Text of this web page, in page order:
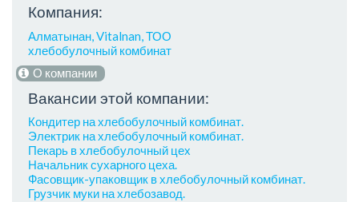
Компания:
Алматынан, Vitalnan, ТОО
хлебобулочный комбинат
О компании
Вакансии этой компании:
Кондитер на хлебобулочный комбинат.
Электрик на хлебобулочный комбинат.
Пекарь в хлебобулочный цех
Начальник сухарного цеха.
Фасовщик-упаковщик в хлебобулочный комбинат.
Грузчик муки на хлебозавод.